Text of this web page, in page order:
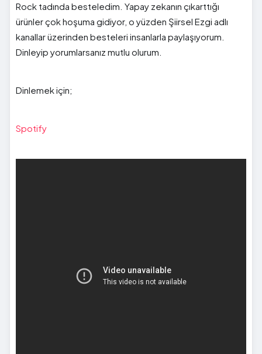
Rock tadında besteledim. Yapay zekanın çıkarttığı
ürünler çok hoşuma gidiyor, o yüzden Şiirsel Ezgi adlı
kanallar üzerinden besteleri insanlarla paylaşıyorum.
Dinleyip yorumlarsanız mutlu olurum.
Dinlemek için;
Spotify